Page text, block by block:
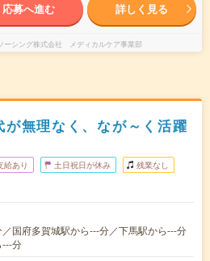
応募へ進む 詳しく見る
ーシング株式会社 メディカルケア事業部
無理なく、なが～く活躍
給あり 土日祝日が休み 残業なし
国府多賀城駅から---分／下馬駅から---分
---分